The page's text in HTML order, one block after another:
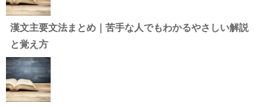
漢文主要文法まとめ｜苦手な人でもわかるやさしい解説
と覚え方